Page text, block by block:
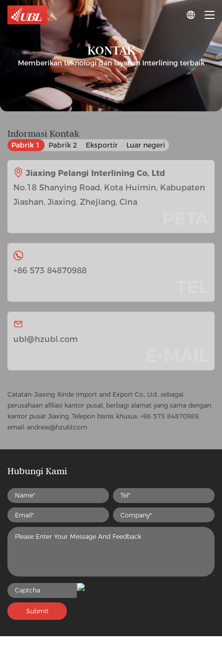

KONTAK
Memberikan teknologi dan layanan Interlining terbaik
Informasi Kontak
Pabrik 1 Pabrik 2 Eksportir Luar negeri
Jiaxing Pelangi Interlining Co, Ltd
No.18 Shanying Road, Kota Huimin, Kabupaten
Jiashan, Jiaxing, Zhejiang, Cina
+86 573 84870988
ubl@hzubl.com
Catatan: Jiaxing Xinde Import and Export Co., Ltd., sebagai
perusahaan afiliasi kantor pusat, berbagi alamat yang sama dengan
kantor pusat Jiaxing. Telepon bisnis khusus: +86 573 84870989,
email: andrew@hzubl.com
Hubungi Kami